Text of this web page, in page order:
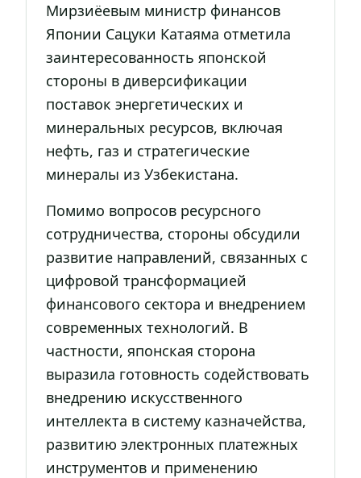
Мирзиёевым министр финансов
Японии Сацуки Катаяма отметила
заинтересованность японской
стороны в диверсификации
поставок энергетических и
минеральных ресурсов, включая
нефть, газ и стратегические
минералы из Узбекистана.
Помимо вопросов ресурсного
сотрудничества, стороны обсудили
развитие направлений, связанных с
цифровой трансформацией
финансового сектора и внедрением
современных технологий. В
частности, японская сторона
выразила готовность содействовать
внедрению искусственного
интеллекта в систему казначейства,
развитию электронных платежных
инструментов и применению